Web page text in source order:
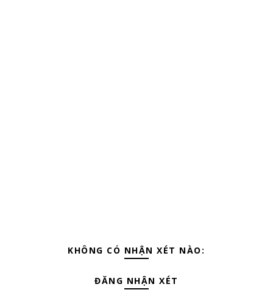
KHÔNG CÓ NHẬN XÉT NÀO:
ĐĂNG NHẬN XÉT